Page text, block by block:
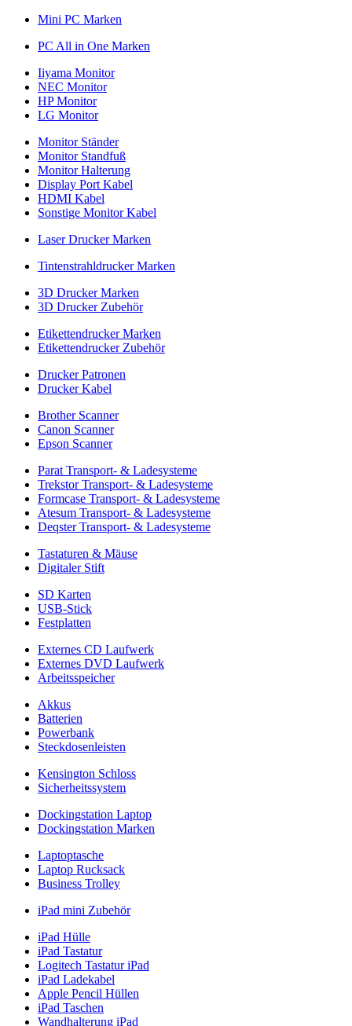
Mini PC Marken
PC All in One Marken
Iiyama Monitor
NEC Monitor
HP Monitor
LG Monitor
Monitor Ständer
Monitor Standfuß
Monitor Halterung
Display Port Kabel
HDMI Kabel
Sonstige Monitor Kabel
Laser Drucker Marken
Tintenstrahldrucker Marken
3D Drucker Marken
3D Drucker Zubehör
Etikettendrucker Marken
Etikettendrucker Zubehör
Drucker Patronen
Drucker Kabel
Brother Scanner
Canon Scanner
Epson Scanner
Parat Transport- & Ladesysteme
Trekstor Transport- & Ladesysteme
Formcase Transport- & Ladesysteme
Atesum Transport- & Ladesysteme
Deqster Transport- & Ladesysteme
Tastaturen & Mäuse
Digitaler Stift
SD Karten
USB-Stick
Festplatten
Externes CD Laufwerk
Externes DVD Laufwerk
Arbeitsspeicher
Akkus
Batterien
Powerbank
Steckdosenleisten
Kensington Schloss
Sicherheitssystem
Dockingstation Laptop
Dockingstation Marken
Laptoptasche
Laptop Rucksack
Business Trolley
iPad mini Zubehör
iPad Hülle
iPad Tastatur
Logitech Tastatur iPad
iPad Ladekabel
Apple Pencil Hüllen
iPad Taschen
Wandhalterung iPad